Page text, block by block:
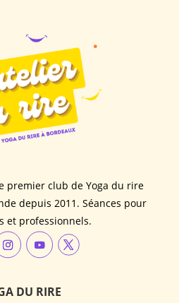
premier club de Yoga du rire
depuis 2011. Séances pour
et professionnels.
DU RIRE